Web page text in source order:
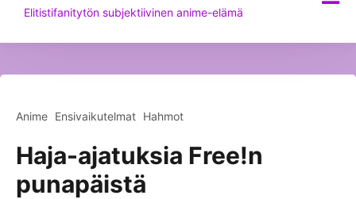
Elitistifanitytön subjektiivinen anime-elämä
Anime Ensivaikutelmat Hahmot
Haja-ajatuksia Free!n
punapäistä